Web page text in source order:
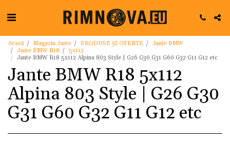
Acasă Magazin Jante PRODUSE ȘI OFERTE
Jante BMW
Jante BMW R18
5x112
Jante BMW R18 5x112 Alpina 803 Style | G26 G30 G31 G60 G32 G11 G12 etc
Jante BMW R18 5x112
Alpina 803 Style | G26 G30
G31 G60 G32 G11 G12 etc